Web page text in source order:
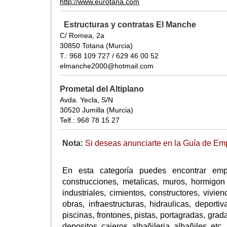
Estructuras y contratas El Manche
C/ Romea, 2a
30850 Totana (Murcia)
T.: 968 109 727 / 629 46 00 52
elmanche2000@hotmail.com
Prometal del Altiplano
Avda. Yecla, S/N
30520 Jumilla (Murcia)
Telf.: 968 78 15 27
Nota: Si deseas anunciarte en la Guía de
En esta categoría puedes encontrar
construcciones, metalicas, muros,
industriales, cimientos, constructores,
obras, infraestructuras, hidraulicas,
piscinas, frontones, pistas, portagradas,